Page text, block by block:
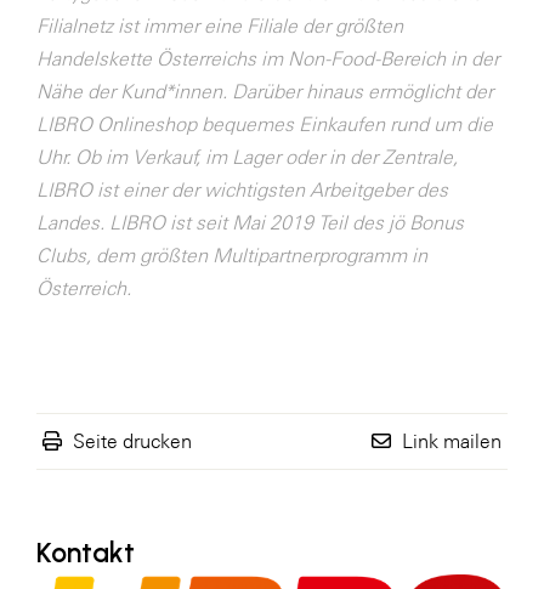
WKS Fachgruppe Finanzdienstleister
WK UBIT
Zühlke
Media
Filialnetz ist immer eine Filiale der größten
Handelskette Österreichs im Non-Food-Bereich in der
Nähe der Kund*innen. Darüber hinaus ermöglicht der
LIBRO Onlineshop bequemes Einkaufen rund um die
Uhr. Ob im Verkauf, im Lager oder in der Zentrale,
LIBRO ist einer der wichtigsten Arbeitgeber des
Landes. LIBRO ist seit Mai 2019 Teil des jö Bonus
Clubs, dem größten Multipartnerprogramm in
Österreich.
Seite drucken Link mailen
Kontakt